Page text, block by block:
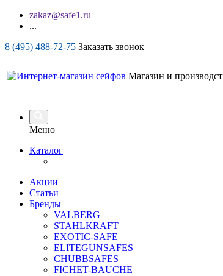
zakaz@safe1.ru
...
8 (495) 488-72-75 Заказать звонок
Магазин и
Меню
Каталог
Акции
Статьи
Бренды
VALBERG
STAHLKRAFT
EXOTIC-SAFE
ELITEGUNSAFES
CHUBBSAFES
FICHET-BAUCHE